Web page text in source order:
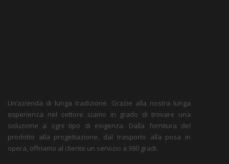
Un’azienda di lunga tradizione. Grazie alla nostra lunga
esperienza nel settore siamo in grado di trovare una
soluzione a ogni tipo di esigenza. Dalla fornitura del
prodotto alla progettazione, dal trasporto alla posa in
opera, offriamo al cliente un servizio a 360 gradi.